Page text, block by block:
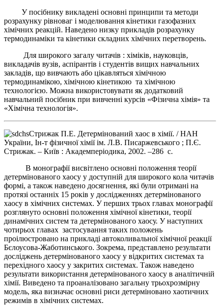
У посібнику викладені основні принципи та методи
розрахунку рівноваг і моделювання кінетики газофазних
хімічних реакцій. Наведено низку прикладів розрахунку
термодинаміки та кінетики складних хімічних перетворень.
Для широкого загалу читачів : хіміків, науковців,
викладачів вузів, аспірантів і студентів вищих навчальних
закладів, що вивчають або цікавляться хімічною
термодинамікою, хімічною кінетикою та хімічною
технологією. Можна використовувати як додатковий
навчальний посібник при вивченні курсів «Фізична хімія» та
«Хімічна технологія».
Стрижак П.Е. Детермінований хаос в хімії. / НАН
України, Ін-т фізичної хімії ім. Л.В. Писаржевського ; П.Є.
Стрижак. – Київ : Академперіодика, 2002. –286 с.
В монографії висвітлено основні положення теорії
детермінованого хаосу у доступній для широкого кола читачів
формі, а також наведено досягнення, які були отримані на
протязі останніх 15 років у дослідженнях детермінованого
хаосу в хімічних системах. У перших трьох главах монографії
розглянуто основні положення хімічної кінетики, теорії
динамічних систем та детермінованого хаосу. У наступних
чотирьох главах застосування таких положень
проілюстровано на прикладі автоколивальної хімічної реакції
Бєлоусова-Жаботинського. Зокрема, представлено результати
досліджень детермінованого хаосу у відкритих системах та
перехідного хаосу у закритих системах. Також наведено
результати використання детермінованого хаосу в аналітичній
хімії. Виведено та проаналізовано загальну трьохрозмірну
модель, яка визначає основні риси детерміновано хаотичних
режимів в хімічних системах.